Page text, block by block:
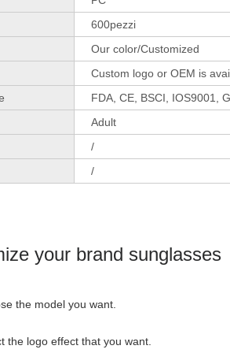
600pezzi
Our color/Customized
Custom logo or OEM is
FDA, CE, BSCI, IOS9001,
Adult
/
/
your brand sunglasses
the model you want.
the logo effect that you want.